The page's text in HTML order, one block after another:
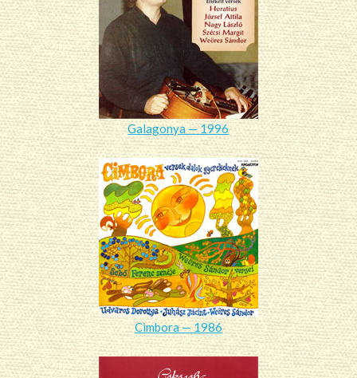
Galagonya — 1996
Cimbora — 1986